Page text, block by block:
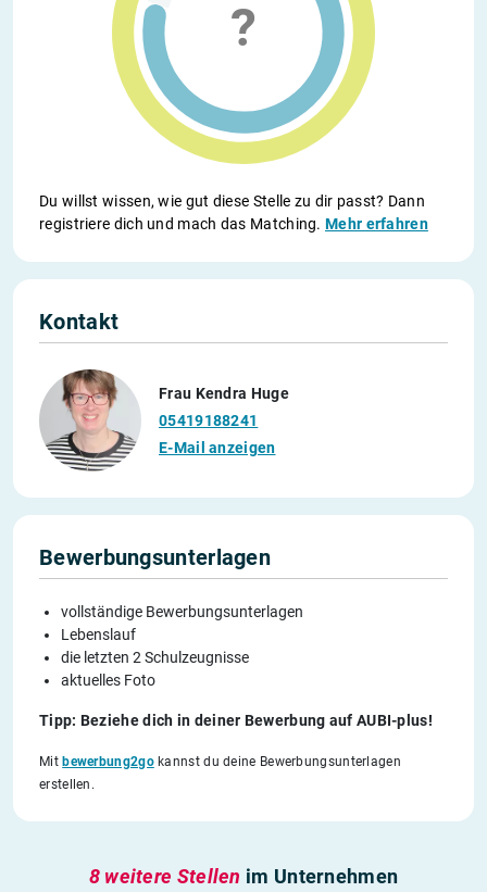
Du willst wissen, wie gut diese Stelle zu dir passt? Dann
registriere dich und mach das Matching.Mehr erfahren
Kontakt
Frau Kendra Huge
05419188241
E-Mail anzeigen
Bewerbungsunterlagen
vollständige Bewerbungsunterlagen
Lebenslauf
die letzten 2 Schulzeugnisse
aktuelles Foto
Tipp: Beziehe dich in deiner Bewerbung auf AUBI-plus!
Mit bewerbung2gokannst du deine Bewerbungsunterlagen
erstellen.
8 weitere Stellen im Unternehmen